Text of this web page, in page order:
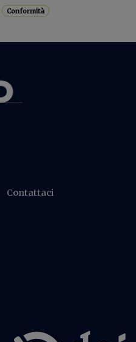
Conformità
Contattaci